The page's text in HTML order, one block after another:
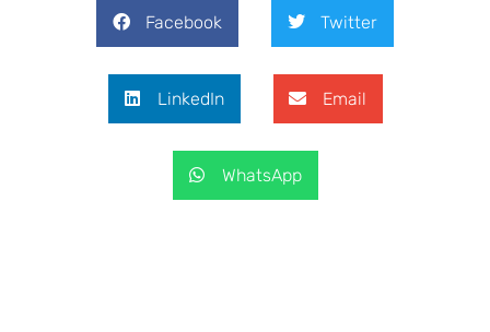
Facebook Twitter
LinkedIn Email
WhatsApp